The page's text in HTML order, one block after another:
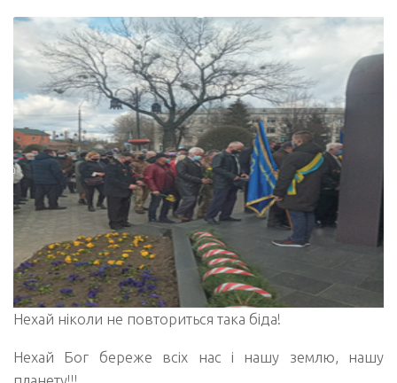
Нехай ніколи не повториться така біда!
Нехай Бог береже всіх нас і нашу землю, нашу